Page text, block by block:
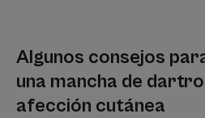
Algunos consejos
una mancha de
afección cutánea